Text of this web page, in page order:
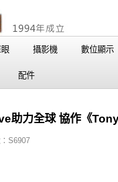
攝影機 數位顯示
配件
助力全球 協作《
S6907